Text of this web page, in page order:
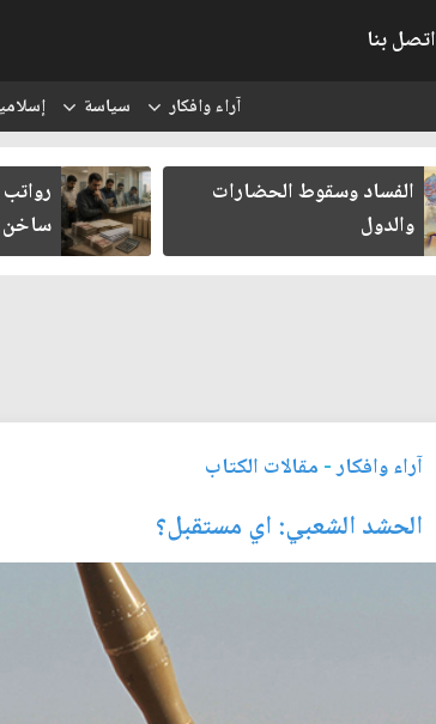
اتصل بنا
آراء وافكار سياسة
الفساد وسقوط الحضارات
والدول
ساخن
آراء وافكار- مقالات الكتاب
الحشد الشعبي: اي مستقبل؟